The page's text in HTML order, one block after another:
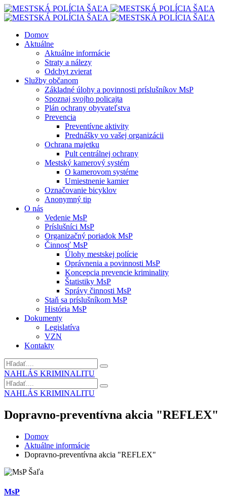
Domov
Aktuálne
Aktuálne informácie
Straty a nálezy
Odchyt zvierat
Služby občanom
Základné úlohy a povinnosti príslušníkov MsP
Spoznaj svojho policajta
Plán ochrany obyvateľstva
Prevencia
Preventívne aktivity
Prednášky vo vašej organizácii
Ochrana majetku
Pult centrálnej ochrany
Mestský kamerový systém
O kamerovom systéme
Umiestnenie kamier
Označovanie bicyklov
Anonymný tip
O nás
Vedenie MsP
Príslušníci MsP
Organizačný poriadok MsP
Činnosť MsP
Úlohy mestskej polície
Oprávnenia a povinnosti MsP
Koncepcia prevencie kriminality
Štatistiky MsP
Správy činnosti MsP
Staň sa príslušníkom MsP
História MsP
Dokumenty
Legislatíva
VZN
Kontakty
NAHLÁS KRIMINALITU
NAHLÁS KRIMINALITU
Dopravno-preventívna akcia "REFLEX"
Domov
Aktuálne informácie
Dopravno-preventívna akcia "REFLEX"
MsP